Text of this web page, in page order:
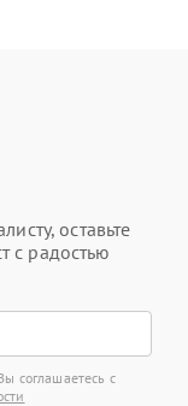
оставьте
с радостью
соглашаетесь с